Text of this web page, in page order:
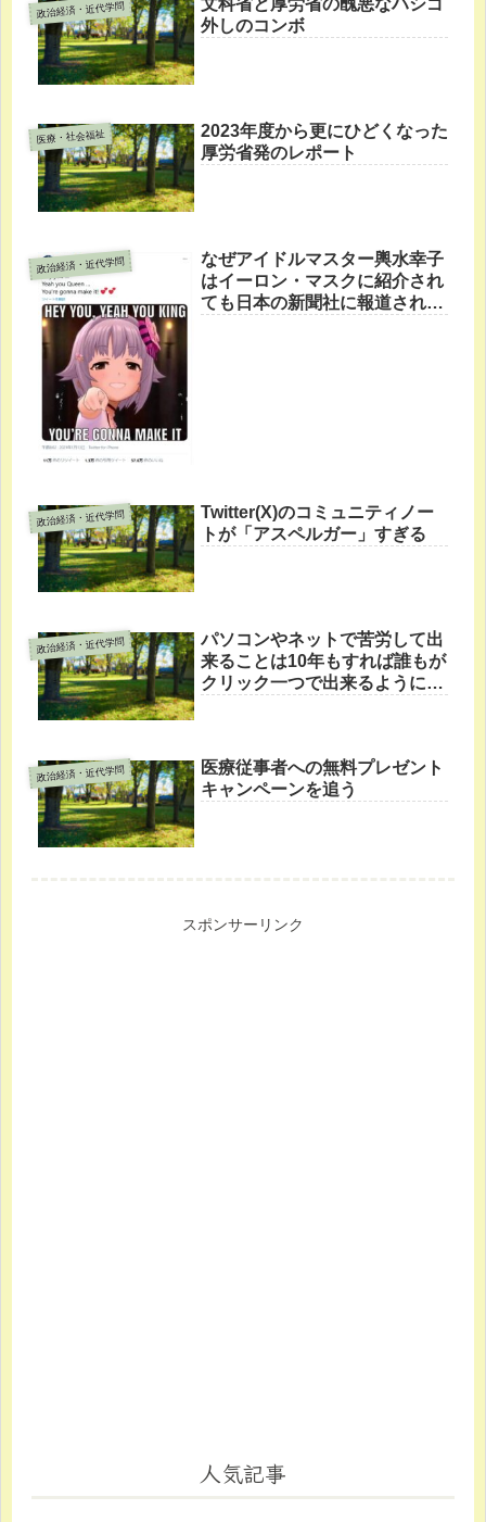
政治経済・近代学問
外しのコンボ
医療・社会福祉
2023年度から更にひどくなった
厚労省発のレポート
政治経済・近代学問
なぜアイドルマスター輿水幸子
はイーロン・マスクに紹介され
ても日本の新聞社に報道されな
政治経済・近代学問
Twitter(X)のコミュニティノー
トが「アスペルガー」すぎる
政治経済・近代学問
パソコンやネットで苦労して出
来ることは10年もすれば誰もが
クリック一つで出来るようにな
政治経済・近代学問
医療従事者への無料プレゼント
キャンペーンを追う
スポンサーリンク
人気記事